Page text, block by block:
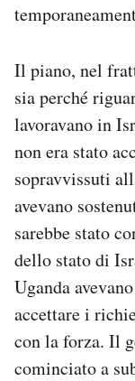
Il piano, nel
sia perché
lavoravano in
non era stato
sopravvissuti
avevano
sarebbe stato
dello stato di
Uganda
accettare i
con la forza. Il
cominciato a